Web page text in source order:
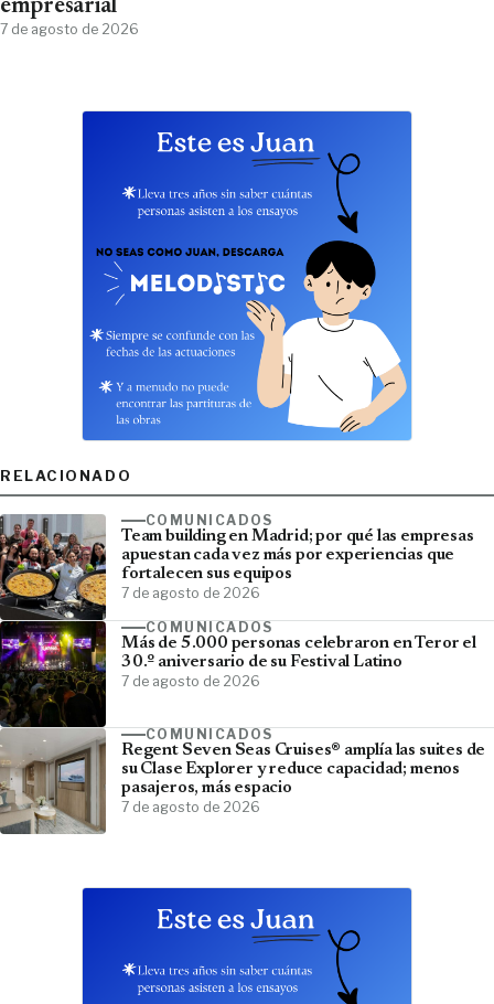
empresarial
7 de agosto de 2026
RELACIONADO
COMUNICADOS
Team building en Madrid; por qué las empresas
apuestan cada vez más por experiencias que
fortalecen sus equipos
7 de agosto de 2026
COMUNICADOS
Más de 5.000 personas celebraron en Teror el
30.º aniversario de su Festival Latino
7 de agosto de 2026
COMUNICADOS
Regent Seven Seas Cruises® amplía las suites de
su Clase Explorer y reduce capacidad; menos
pasajeros, más espacio
7 de agosto de 2026